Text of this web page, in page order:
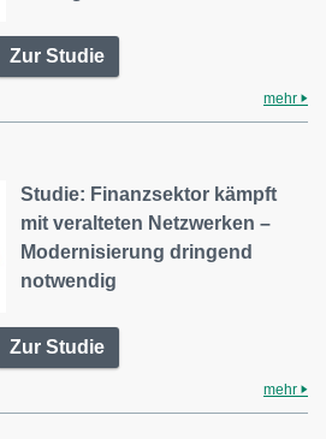
Zur Studie
mehr
Studie: Finanzsektor kämpft
mit veralteten Netzwerken –
Modernisierung dringend
notwendig
Zur Studie
mehr